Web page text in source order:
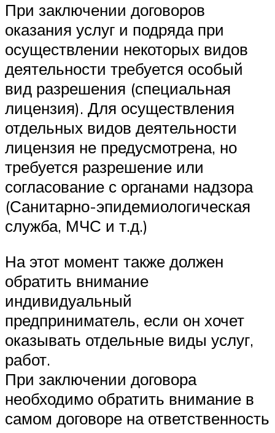
При заключении договоров
оказания услуг и подряда при
осуществлении некоторых видов
деятельности требуется особый
вид разрешения (специальная
лицензия). Для осуществления
отдельных видов деятельности
лицензия не предусмотрена, но
требуется разрешение или
согласование с органами надзора
(Санитарно-эпидемиологическая
служба, МЧС и т.д.)
На этот момент также должен
обратить внимание
индивидуальный
предприниматель, если он хочет
оказывать отдельные виды услуг,
работ.
При заключении договора
необходимо обратить внимание в
самом договоре на ответственность